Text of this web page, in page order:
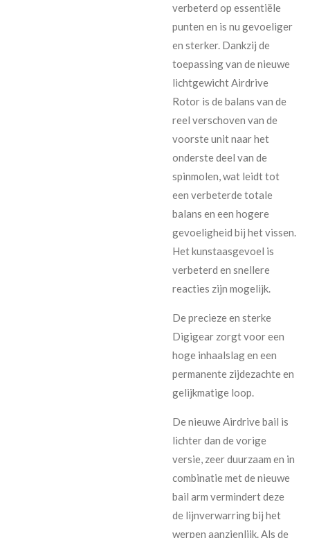
verbeterd op essentiële
punten en is nu gevoeliger
en sterker. Dankzij de
toepassing van de nieuwe
lichtgewicht Airdrive
Rotor is de balans van de
reel verschoven van de
voorste unit naar het
onderste deel van de
spinmolen, wat leidt tot
een verbeterde totale
balans en een hogere
gevoeligheid bij het vissen.
Het kunstaasgevoel is
verbeterd en snellere
reacties zijn mogelijk.
De precieze en sterke
Digigear zorgt voor een
hoge inhaalslag en een
permanente zijdezachte en
gelijkmatige loop.
De nieuwe Airdrive bail is
lichter dan de vorige
versie, zeer duurzaam en in
combinatie met de nieuwe
bail arm vermindert deze
de lijnverwarring bij het
werpen aanzienlijk. Als de